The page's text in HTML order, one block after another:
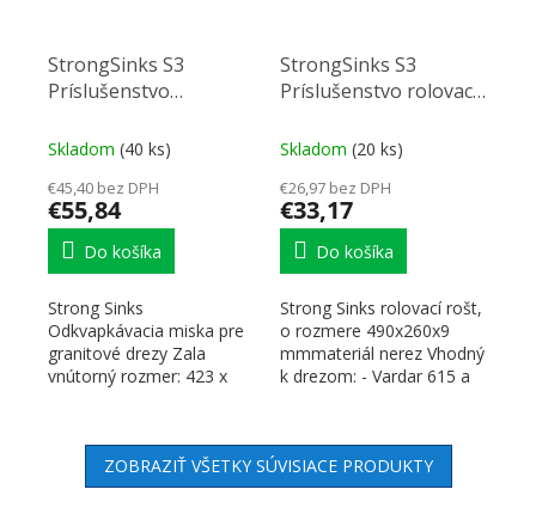
StrongSinks S3
Príslušenstvo
nerez, pre granitové
Skladom (40 ks)
€45,40 bez DPH
€55,84
Do košíka
Strong Sinks
Odkvapkávacia miska pre
granitové drezy Zala
vnútorný rozmer: 423 x
StrongSinks S3
Príslušenstvo rolovací
granitové drezy
Skladom (20 ks)
€26,97 bez DPH
€33,17
Do košíka
Strong Sinks rolovací rošt,
o rozmere 490x260x9
mmmateriál nerez Vhodný
k drezom: - Vardar 615 a
ZOBRAZIŤ VŠETKY SÚVISIACE PRODUKTY